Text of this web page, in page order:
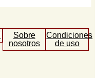
Sobre
nosotros
Condiciones
de uso